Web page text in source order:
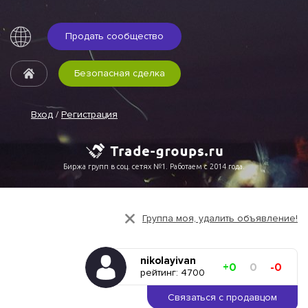
Продать сообщество
Вход / Регистрация
Безопасная сделка
Биржа групп в соц. сетях №1. Работаем с 2014 года.
Группа моя, удалить объявление!
nikolayivan
рейтинг: 4700 +0 0 -0
Связаться с продавцом